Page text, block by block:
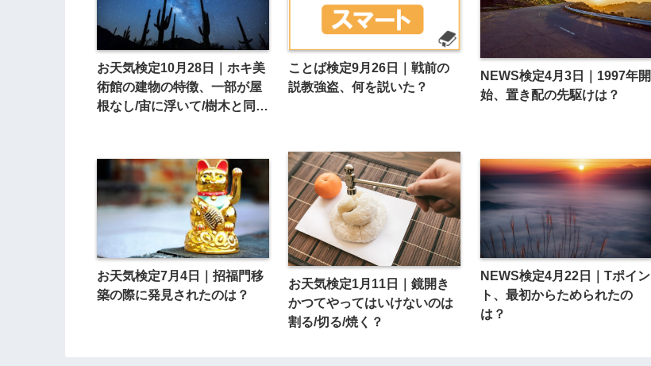
お天気検定10月28日｜ホキ美
術館の建物の特徴、一部が屋
根なし/宙に浮いて/樹木と同化
ことば検定9月26日｜戦前の
説教強盗、何を説いた？
NEWS検定4月3日｜1997年開
始、置き配の先駆けは？
お天気検定7月4日｜招福門移
築の際に発見されたのは？
お天気検定1月11日｜鏡開き
かつてやってはいけないのは
割る/切る/焼く？
NEWS検定4月22日｜Tポイン
ト、最初からためられたの
は？